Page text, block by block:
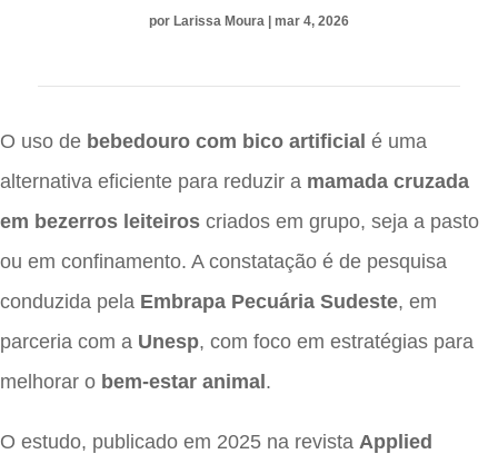
por Larissa Moura | mar 4, 2026
O uso de bebedouro com bico artificial é uma
alternativa eficiente para reduzir a mamada cruzada
em bezerros leiteiros criados em grupo, seja a pasto
ou em confinamento. A constatação é de pesquisa
conduzida pela Embrapa Pecuária Sudeste, em
parceria com a Unesp, com foco em estratégias para
melhorar o bem-estar animal.
O estudo, publicado em 2025 na revista Applied